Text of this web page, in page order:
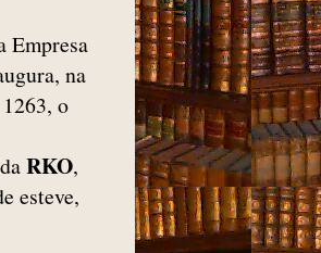
Empresa
na
1263, o
RKO,
esteve,